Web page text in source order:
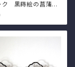
ク 黒蒔絵の菖蒲模
その７）d11.5cm A
Lacquere
Small Dish, Iris